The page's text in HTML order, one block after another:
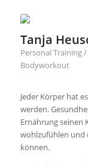
Tanja
Personal Training
Bodyworkout
Jeder Körper hat
werden.
Ernährung seinen
wohlzufühlen und
können.